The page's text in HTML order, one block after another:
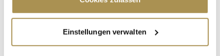
Informationen über Ihre geografische Lage
erfassen, welche bis auf einige Meter genau sein
Einstellungen verwalten